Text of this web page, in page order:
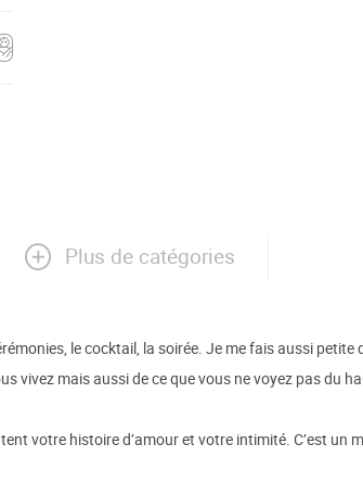
Plus de catégories
le cocktail, la soirée. Je me fais aussi petite
vivez mais aussi de ce que vous ne voyez pas du
votre histoire d’amour et votre intimité. C’est un